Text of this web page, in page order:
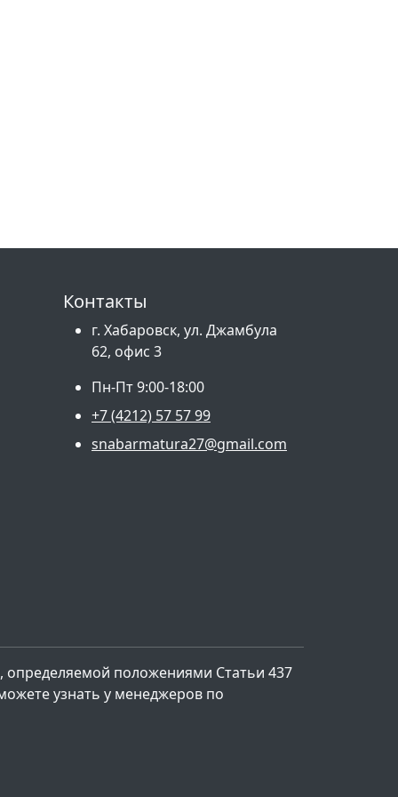
Контакты
г. Хабаровск, ул. Джамбула
62, офис 3
Пн-Пт 9:00-18:00
+7 (4212) 57 57 99
snabarmatura27@gmail.com
положениями Статьи 437
узнать у менеджеров по